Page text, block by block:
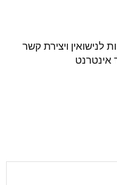
לנישואין ויצירת קשר